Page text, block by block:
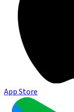
App Store